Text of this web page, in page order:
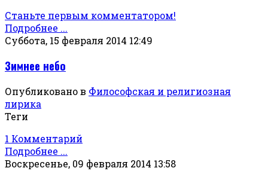
Станьте первым комментатором!
Подробнее ...
Суббота, 15 февраля 2014 12:49
Зимнее небо
Опубликовано в Философская и религиозная
лирика
Теги
1 Комментарий
Подробнее ...
Воскресенье, 09 февраля 2014 13:58